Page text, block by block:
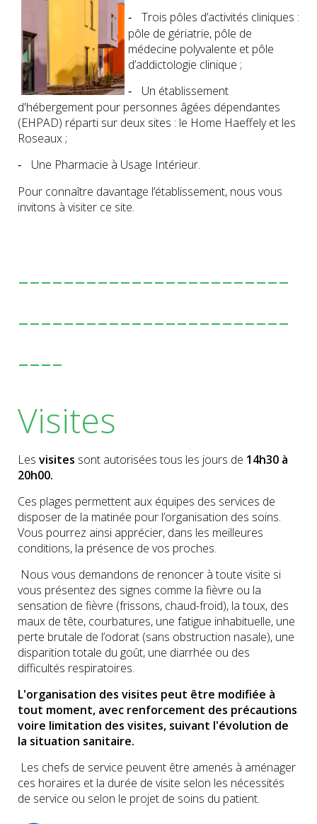
-
Trois pôles d’activités cliniques :
pôle de gériatrie, pôle de
médecine polyvalente et pôle
d’addictologie clinique ;
-
Un établissement
d'hébergement pour personnes âgées dépendantes
(EHPAD) réparti sur deux sites : le Home Haeffely et les
Roseaux ;
-
Une Pharmacie à Usage Intérieur.
Pour connaître davantage l’établissement, nous vous
invitons à visiter ce site.
------------------------
------------------------
----
Visites
Les visites sont autorisées tous les jours de 14h30 à
20h00.
Ces plages permettent aux équipes des services de
disposer de la matinée pour l’organisation des soins.
Vous pourrez ainsi apprécier, dans les meilleures
conditions, la présence de vos proches.
Nous vous demandons de renoncer à toute visite si
vous présentez des signes comme la fièvre ou la
sensation de fièvre (frissons, chaud-froid), la toux, des
maux de tête, courbatures, une fatigue inhabituelle, une
perte brutale de l’odorat (sans obstruction nasale), une
disparition totale du goût, une diarrhée ou des
difficultés respiratoires.
L'organisation des visites peut être modifiée à
tout moment, avec renforcement des précautions
voire limitation des visites, suivant l'évolution de
la situation sanitaire.
Les chefs de service peuvent être amenés à aménager
ces horaires et la durée de visite selon les nécessités
de service ou selon le projet de soins du patient.